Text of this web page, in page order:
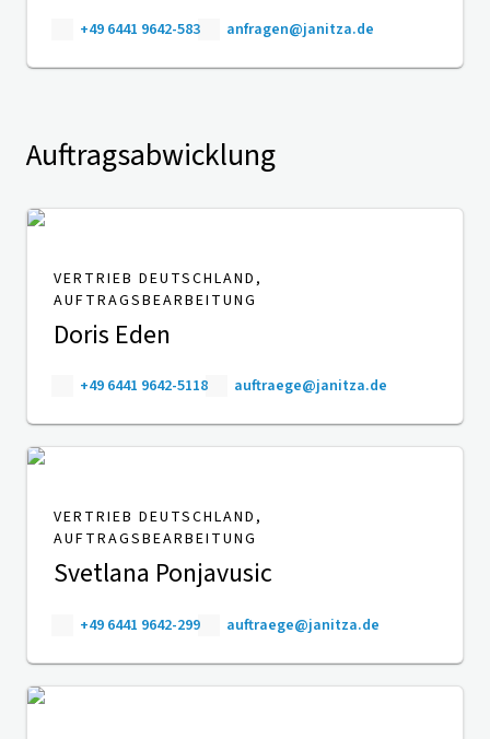
+49 6441 9642-583 anfragen@janitza.de
Auftragsabwicklung
VERTRIEB DEUTSCHLAND,
AUFTRAGSBEARBEITUNG
Doris Eden
+49 6441 9642-5118 auftraege@janitza.de
VERTRIEB DEUTSCHLAND,
AUFTRAGSBEARBEITUNG
Svetlana Ponjavusic
+49 6441 9642-299 auftraege@janitza.de